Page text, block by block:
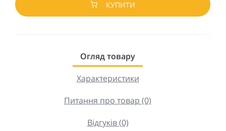
КУПИТИ
Огляд товару
Характеристики
Питання про товар (0)
Відгуків (0)